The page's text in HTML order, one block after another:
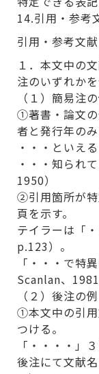
14.引用・参考
引用・参考文
１．本文中の
注のいずれか
（１）簡易注
①著書・論文の
者と発行年のみ
・・・といえ
・・・知られ
1950）
②引用箇所が特
頁を示す。
テイラーは「
p.123）。
「・・・で特
Scanlan、
（２）後注の例
①本文中の引
つける。
「・・・・」
後注にて文献名